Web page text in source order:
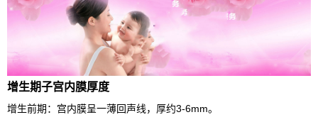
增生期子宫内膜厚度
增生前期：宫内膜呈一薄回声线，厚约3-6mm。